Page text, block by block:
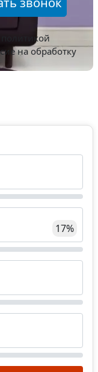
политикой
на обработку
17%